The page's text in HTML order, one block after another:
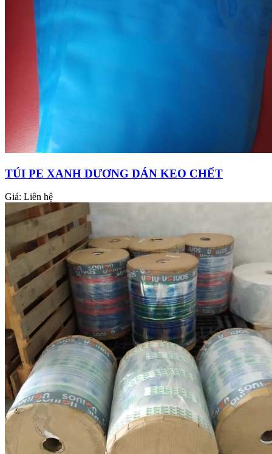
TÚI PE XANH DƯƠNG DÁN KEO CHẾT
Giá: Liên hệ